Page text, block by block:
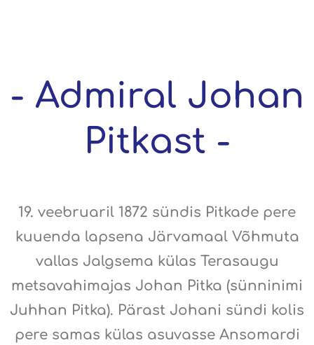
- Admiral Johan
Pitkast -
19. veebruaril 1872 sündis Pitkade pere
kuuenda lapsena Järvamaal Võhmuta
vallas Jalgsema külas Terasaugu
metsavahimajas Johan Pitka (sünninimi
Juhhan Pitka). Pärast Johani sündi kolis
pere samas külas asuvasse Ansomardi